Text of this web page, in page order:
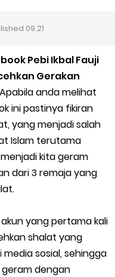
Terbaru Dari Grab
Gojek Gratis
Gopartner
Sendiri dan Orang Lain
untuk Driver
Ojek Online
dengan Orderan
Mitra Gojek
09.21
Pebi Ikbal Fauji
Gerakan
Apabila anda melihat
ini pastinya fikiran
yang menjadi salah
Islam terutama
kita geram
dari 3 remaja yang
yang pertama kali
shalat yang
sosial, sehingga
dengan